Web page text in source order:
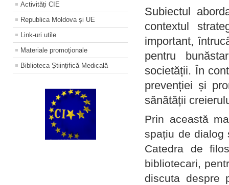
Activități CIE
Republica Moldova și UE
Link-uri utile
Materiale promoţionale
Biblioteca Științifică Medicală
Subiectul
contextul
important,
pentru
societății. În
prevenției și
sănătății
Prin această
spațiu de dialog
Catedra de
bibliotecari,
discuta despre